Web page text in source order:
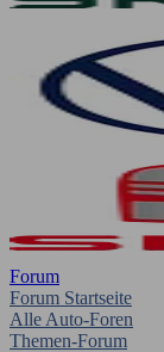
Forum
Forum Startseite
Alle Auto-Foren
Themen-Forum